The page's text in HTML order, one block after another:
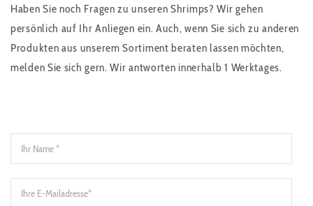
Haben Sie noch Fragen zu unseren Shrimps? Wir gehen
persönlich auf Ihr Anliegen ein. Auch, wenn Sie sich zu anderen
Produkten aus unserem Sortiment beraten lassen möchten,
melden Sie sich gern. Wir antworten innerhalb 1 Werktages.